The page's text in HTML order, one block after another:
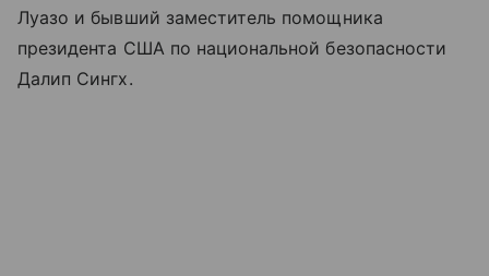
Луазо и бывший заместитель помощника
президента США по национальной безопасности
Далип Сингх.